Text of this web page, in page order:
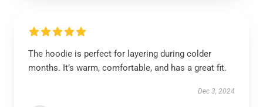
The hoodie is perfect for layering during colder
months. It’s warm, comfortable, and has a great fit.
Dec 3, 2024